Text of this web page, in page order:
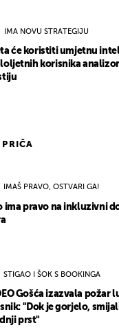
IMA NOVU STRATEGIJU
će koristiti umjetnu
korisnika
IMAŠ PRAVO, OSTVARI GA!
ima pravo na inkluzivni
STIGAO I ŠOK S BOOKINGA
Gošća izazvala požar
"Dok je gorjelo,
prst"